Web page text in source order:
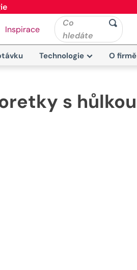
Inspirace
Co
hledáte
Technologie O firmě
s hůlkou